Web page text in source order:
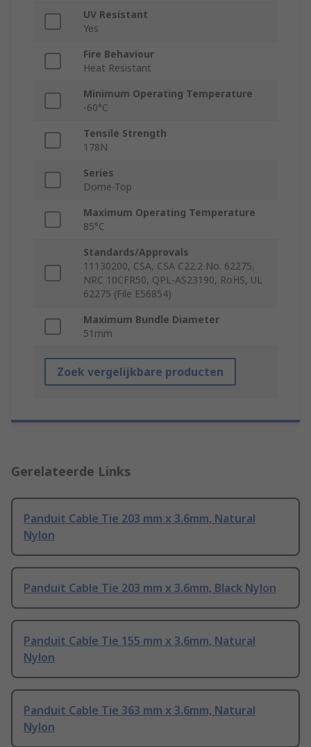
UV Resistant
Yes
Fire Behaviour
Heat Resistant
Minimum Operating Temperature
-60°C
Tensile Strength
178N
Series
Dome-Top
Maximum Operating Temperature
85°C
Standards/Approvals
11130200, CSA, CSA C22.2 No. 62275,
NRC 10CFR50, QPL-AS23190, RoHS, UL
62275 (File E56854)
Maximum Bundle Diameter
51mm
Zoek vergelijkbare producten
Gerelateerde Links
Panduit Cable Tie 203 mm x 3.6mm, Natural
Nylon
Panduit Cable Tie 203 mm x 3.6mm, Black Nylon
Panduit Cable Tie 155 mm x 3.6mm, Natural
Nylon
Panduit Cable Tie 363 mm x 3.6mm, Natural
Nylon